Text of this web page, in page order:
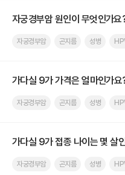
자궁경부암 원인이 무엇인가요
자궁경부암 곤지름 성병
가다실 9가 가격은 얼마인가요
자궁경부암 곤지름 성병
가다실 9가 접종 나이는 몇 살
자궁경부암 곤지름 성병